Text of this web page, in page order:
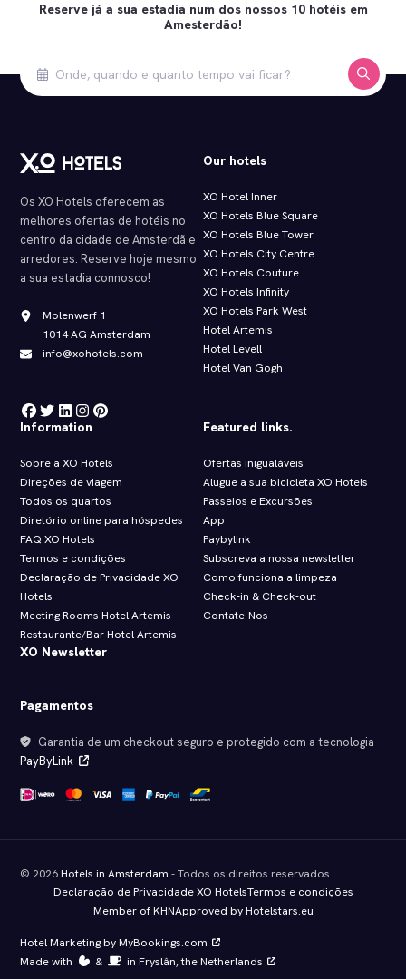
Reserve já a sua estadia num dos nossos 10 hotéis em
Amesterdão!
Os XO Hotels oferecem as
melhores ofertas de hotéis no
centro da cidade de Amsterdã e
arredores. Reserve hoje mesmo
a sua estadia connosco!
Molenwerf 1
1014 AG Amsterdam
info@xohotels.com
Our hotels
XO Hotel Inner
XO Hotels Blue Square
XO Hotels Blue Tower
XO Hotels City Centre
XO Hotels Couture
XO Hotels Infinity
XO Hotels Park West
Hotel Artemis
Hotel Levell
Hotel Van Gogh
Information
Sobre a XO Hotels
Direções de viagem
Todos os quartos
Diretório online para hóspedes
FAQ XO Hotels
Termos e condições
Declaração de Privacidade XO
Hotels
Meeting Rooms Hotel Artemis
Restaurante/Bar Hotel Artemis
Featured links.
Ofertas inigualáveis
Alugue a sua bicicleta XO Hotels
Passeios e Excursões
App
Paybylink
Subscreva a nossa newsletter
Como funciona a limpeza
Check‑in & Check‑out
Contate-Nos
XO Newsletter
Pagamentos
Garantia de um checkout seguro e protegido com a tecnologia
PayByLink
© 2026Hotels in Amsterdam - Todos os direitos reservados
Declaração de Privacidade XO HotelsTermos e condições
Member of KHNApproved by Hotelstars.eu
Hotel Marketing by MyBookings.com
Made with
️& in Fryslân, the Netherlands